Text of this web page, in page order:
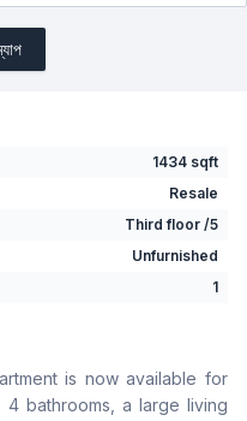
1434 sqft
Resale
Third floor /5
Unfurnished
1
Yes
Yes
is now available for
4 bathrooms, a large living